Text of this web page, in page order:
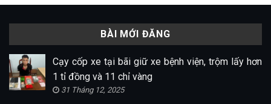
BÀI MỚI ĐĂNG
Cạy cốp xe tại bãi giữ xe bệnh viện, trộm lấy hơn
1 tỉ đồng và 11 chỉ vàng
31 Tháng 12, 2025